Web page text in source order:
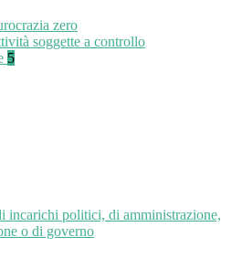
zero
soggette a controllo
5
incarichi politici, di amministrazione,
o di governo